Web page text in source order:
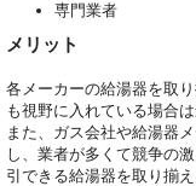
専門業者
メリット
各メーカーの給湯器を取
も視野に入れている場合は
また、ガス会社や給湯器
し、業者が多くて競争の
引できる給湯器を取り揃